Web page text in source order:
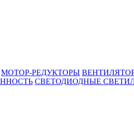
МОТОР-РЕДУКТОРЫ
СВЕТОДИОДНЫЕ